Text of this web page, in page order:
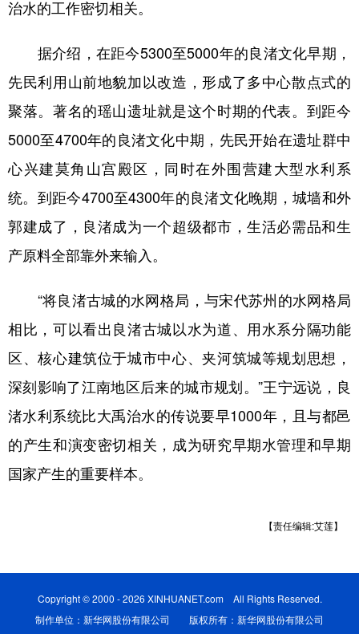
陕西 甘肃
新疆 内蒙古 黑龙江
多语种频道
English Español Français عربى
治水的工作密切相关。
据介绍，在距今5300至5000年的良渚文化早期，
先民利用山前地貌加以改造，形成了多中心散点式的
聚落。著名的瑶山遗址就是这个时期的代表。到距今
5000至4700年的良渚文化中期，先民开始在遗址群中
心兴建莫角山宫殿区，同时在外围营建大型水利系
统。到距今4700至4300年的良渚文化晚期，城墙和外
郭建成了，良渚成为一个超级都市，生活必需品和生
产原料全部靠外来输入。
“将良渚古城的水网格局，与宋代苏州的水网格局
相比，可以看出良渚古城以水为道、用水系分隔功能
区、核心建筑位于城市中心、夹河筑城等规划思想，
深刻影响了江南地区后来的城市规划。”王宁远说，良
渚水利系统比大禹治水的传说要早1000年，且与都邑
的产生和演变密切相关，成为研究早期水管理和早期
国家产生的重要样本。
【责任编辑:艾莲】
Copyright © 2000 - 2026 XINHUANET.com All Rights Reserved.
制作单位：新华网股份有限公司 版权所有：新华网股份有限公司